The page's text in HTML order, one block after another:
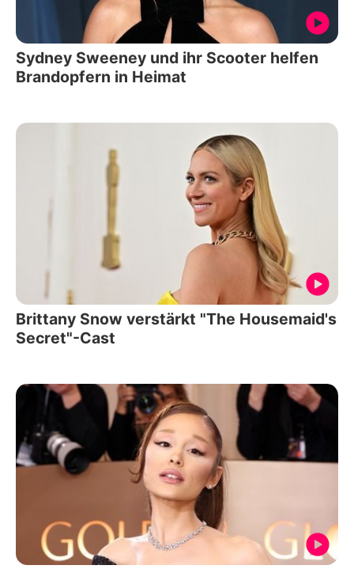
Sydney Sweeney und ihr Scooter helfen
Brandopfern in Heimat
Brittany Snow verstärkt "The Housemaid's
Secret"-Cast